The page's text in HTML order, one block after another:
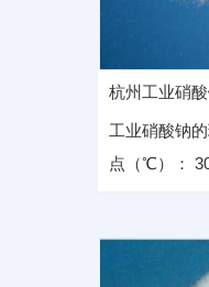
杭州工业硝
工业硝酸钠
点（℃）：